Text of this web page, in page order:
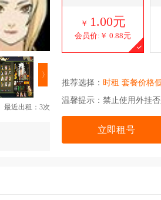
〉
最近出租：3次
￥ 1.00元
会员价:￥ 0.88元
推荐选择： 时租 套餐价格
温馨提示：禁止使用外挂
立即租号